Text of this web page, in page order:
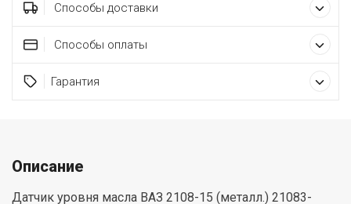
Способы доставки
Способы оплаты
Гарантия
Описание
Датчик уровня масла ВАЗ 2108-15 (металл.) 21083-